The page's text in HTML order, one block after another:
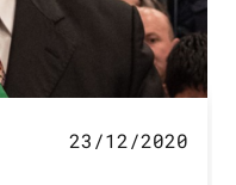
23/12/2020